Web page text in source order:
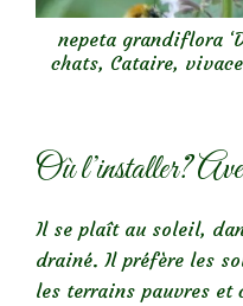
nepeta grandiflora
chats, Cataire,
Où l’installer?
Il se plaît au soleil,
drainé. Il préfère les
les terrains pauvres et